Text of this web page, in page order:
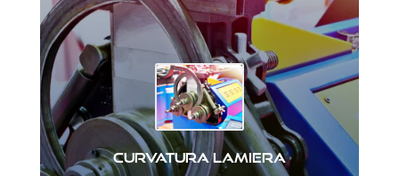
Curvatura lamiera